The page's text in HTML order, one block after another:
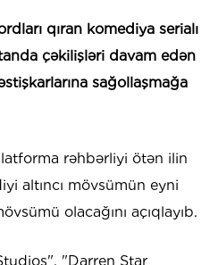
qıran komediya serialı
çəkilişləri davam edən
sağollaşmağa
rəhbərliyi ötən ilin
altıncı mövsümün eyni
olacağını açıqlayıb.
"Darren Star